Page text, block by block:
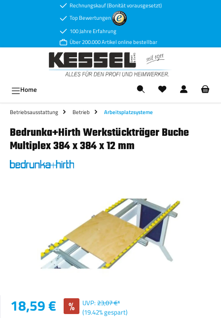
Zum Hauptinhalt springenRechnungskauf (Bonität vorausgesetzt)
Top Bewertungen
100 Jahre Erfahrung
Über 200.000 Artikel online bestellbar
Home
Betriebsausstattung Betrieb Arbeitsplatzsysteme
Bedrunka+Hirth Werkstückträger Buche
Multiplex 384 x 384 x 12 mm
Verkaufspreis:
18,59 € % UVP: 23,07 €*
(19.42% gespart)